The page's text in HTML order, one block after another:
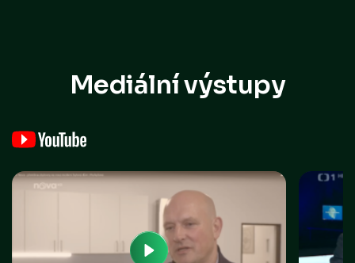
Mediální výstupy